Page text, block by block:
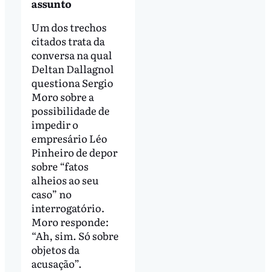
assunto
Um dos trechos
citados trata da
conversa na qual
Deltan Dallagnol
questiona Sergio
Moro sobre a
possibilidade de
impedir o
empresário Léo
Pinheiro de depor
sobre “fatos
alheios ao seu
caso” no
interrogatório.
Moro responde:
“Ah, sim. Só sobre
objetos da
acusação”.